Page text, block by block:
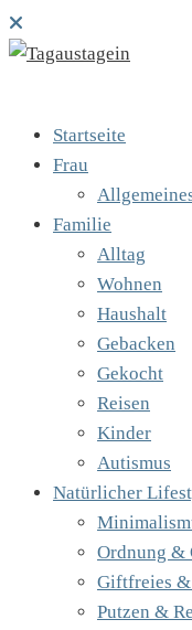
Startseite
Frau
Familie
Alltag
Wohnen
Haushalt
Gebacken
Gekocht
Reisen
Kinder
Autismus
Natürlicher
Ordnung &
Giftfreies
Putzen &